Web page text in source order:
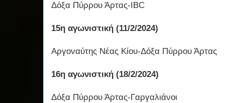
Δόξα Πύρρου Άρτας-IBC
15η αγωνιστική (11/2/2024)
Αργοναύτης Νέας Κίου-Δόξα Πύρρου Άρτας
16η αγωνιστική (18/2/2024)
Δόξα Πύρρου Άρτας-Γαργαλιάνοι